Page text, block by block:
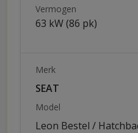
Vermogen
63 kW (86 pk)
Merk
SEAT
Model
Leon Bestel /